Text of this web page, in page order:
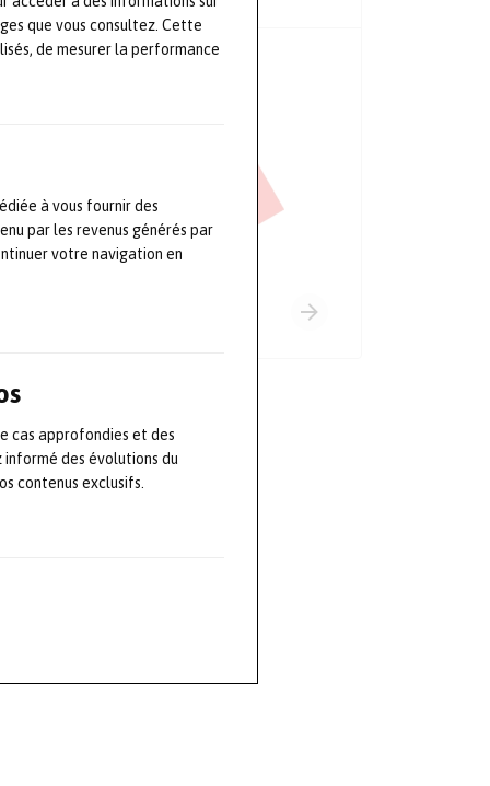
que vous consultez. Cette
de mesurer la performance
à vous fournir des
par les revenus générés par
votre navigation en
cas approfondies et des
informé des évolutions du
contenus exclusifs.